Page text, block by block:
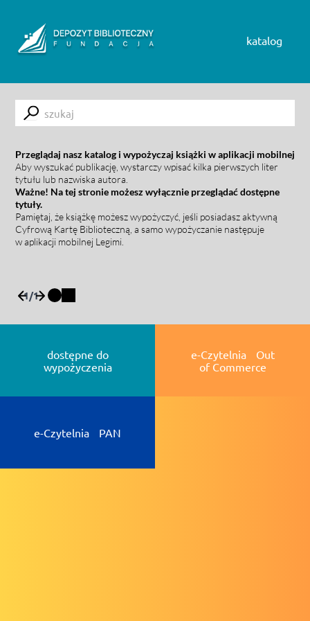
katalog
Submit
Przeglądaj nasz katalog i wypożyczaj książki w aplikacji mobilnej
Aby wyszukać publikację, wystarczy wpisać kilka pierwszych liter
tytułu lub nazwiska autora.
Ważne! Na tej stronie możesz wyłącznie przeglądać dostępne
tytuły.
Pamiętaj, że książkę możesz wypożyczyć, jeśli posiadasz aktywną
Cyfrową Kartę Biblioteczną, a samo wypożyczanie następuje
w aplikacji mobilnej Legimi.
1/1
dostępne do
wypożyczenia
e-Czytelnia Out
of Commerce
e-Czytelnia PAN